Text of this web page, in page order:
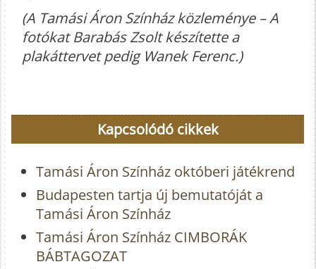
(A Tamási Áron Színház közleménye – A
fotókat Barabás Zsolt készítette a
plakáttervet pedig Wanek Ferenc.)
Kapcsolódó cikkek
Tamási Áron Színház októberi játékrend
Budapesten tartja új bemutatóját a
Tamási Áron Színház
Tamási Áron Színház CIMBORÁK
BÁBTAGOZAT